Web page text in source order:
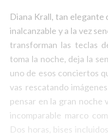
Diana Krall, tan
inalcanzable y a la vez
transforman las teclas
toma la noche, deja la
uno de esos conciertos
vas rescatando
pensar en la gran noche
incomparable marco
Dos horas, bises